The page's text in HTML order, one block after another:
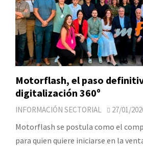
Motorflash, el paso
digitalización 360º
INFORMACIÓN SECTORIAL 27/01/
Motorflash se postula como el
para quien quiere iniciarse en la